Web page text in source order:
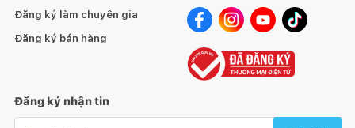
Đăng ký làm chuyên gia
Đăng ký bán hàng
Đăng ký nhận tin